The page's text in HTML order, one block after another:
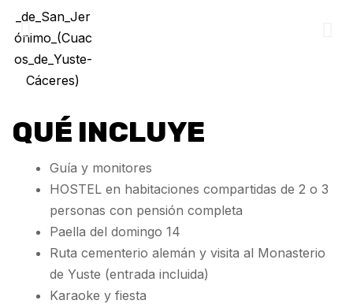
QUÉ INCLUYE
Guía y monitores
HOSTEL en habitaciones compartidas de 2 o 3
personas con pensión completa
Paella del domingo 14
Ruta cementerio alemán y visita al Monasterio
de Yuste (entrada incluida)
Karaoke y fiesta